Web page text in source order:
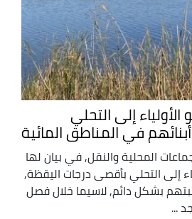
إلى التحلي
في المناطق المائية
المحلية والنقل, في بيان لها
إلى التحلي بأقصى درجات اليقظة,
بشكل دائم, لاسيما خلال فصل